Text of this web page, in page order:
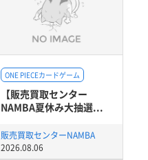
ONE PIECEカードゲーム
【販売買取センター
NAMBA夏休み大抽選...
販売買取センターNAMBA
2026.08.06